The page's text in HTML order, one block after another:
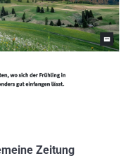
Zeitung